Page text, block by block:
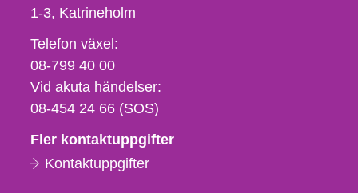
1-3 Katrineholm
Telefon,
fax
och
e-
Telefon växel:
08-799 40 00
Vid akuta händelser:
08-454 24 66 (SOS)
Fler kontaktuppgifter
Kontaktuppgifter